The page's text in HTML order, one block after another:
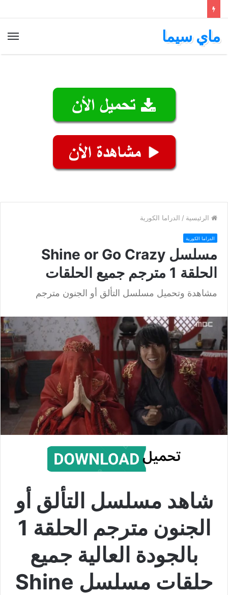
ماي سيما
الرئيسية / الدراما الكورية
الدراما الكورية
مسلسل Shine or Go Crazy
الحلقة 1 مترجم جميع الحلقات
مشاهدة وتحميل مسلسل التألق أو الجنون مترجم
شاهد مسلسل التألق أو
الجنون مترجم الحلقة 1
بالجودة العالية جميع
حلقات مسلسل Shine